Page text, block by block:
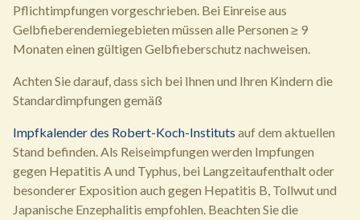
Pflichtimpfungen vorgeschrieben. Bei Einreise aus
Gelbfieberendemiegebieten müssen alle Personen ≥ 9
Monaten einen gültigen Gelbfieberschutz nachweisen.
Achten Sie darauf, dass sich bei Ihnen und Ihren Kindern die
Standardimpfungen gemäß
Impfkalender des Robert-Koch-Instituts auf dem aktuellen
Stand befinden. Als Reiseimpfungen werden Impfungen
gegen Hepatitis A und Typhus, bei Langzeitaufenthalt oder
besonderer Exposition auch gegen Hepatitis B, Tollwut und
Japanische Enzephalitis empfohlen. Beachten Sie die